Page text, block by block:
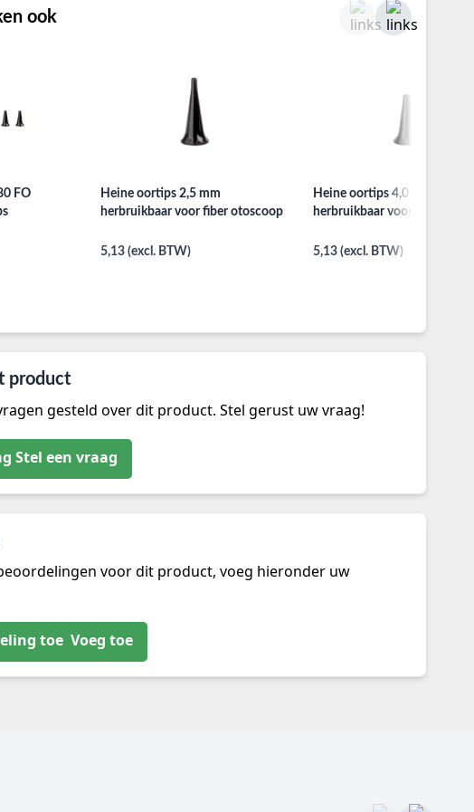
ook
FO
Heine oortips 2,5 mm
herbruikbaar voor fiber otoscoop
5,13 (excl. BTW)
Heine oortips 4,0 mm
herbruikbaar voor fiber
5,13 (excl. BTW)
product
gesteld over dit product. Stel gerust uw vraag!
Stel een vraag
voor dit product, voeg hieronder uw
Voeg toe